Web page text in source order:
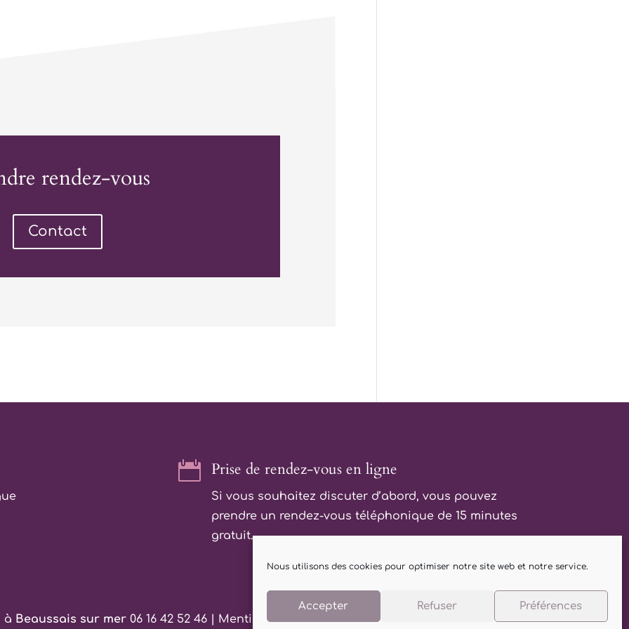
Nous utilisons des cookies pour optimiser notre site web et notre service.
Accepter Refuser Préférences
rendez-vous
Contact
 Prise de rendez-vous en ligne
Si vous souhaitez discuter d’abord, vous pouvez
prendre un rendez-vous téléphonique de 15 minutes
gratuit.
Prendre RDV
à Beaussais sur mer 06 16 42 52 46 | Mentions